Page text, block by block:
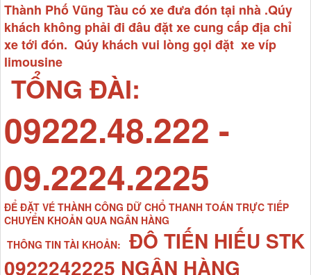
Thành Phố Vũng Tàu có xe đưa đón tại nhà .Qúy
khách không phải đi đâu đặt xe cung cấp địa chỉ
xe tới đón. Qúy khách vui lòng gọi đặt xe víp
limousine
TỔNG ĐÀI:
09222.48.222 -
09.2224.2225
ĐỂ ĐẶT VÉ THÀNH CÔNG DỮ CHỔ THANH TOÁN TRỰC TIẾP
CHUYỂN KHOẢN QUA NGÂN HÀNG
THÔNG TIN TÀI KHOẢN:
ĐÔ TIẾN HIẾU STK
0922242225 NGÂN HÀNG